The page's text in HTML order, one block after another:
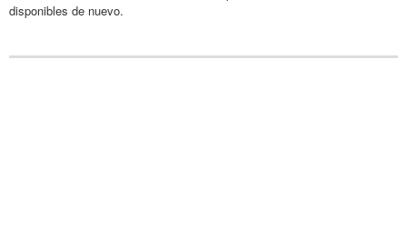
disponibles de nuevo.